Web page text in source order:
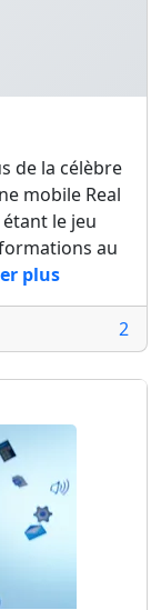
de la célèbre
mobile Real
le jeu
au
plus
2